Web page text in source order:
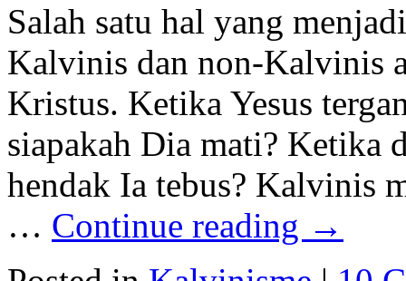
Salah satu hal yang
Kalvinis dan non-Kalvinis
Kristus. Ketika Yesus
siapakah Dia mati? Ketika
hendak Ia tebus? Kalvinis
… Continue reading →